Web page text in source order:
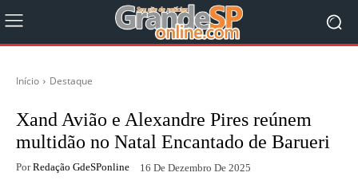
Início Destaque
Xand Avião e Alexandre Pires reúnem
multidão no Natal Encantado de Barueri
Por Redação GdeSPonline 16 De Dezembro De 2025